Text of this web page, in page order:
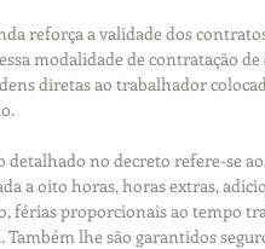
reforça a validade dos
modalidade de contratação
diretas ao trabalhador
detalhado no decreto refere-se
a oito horas, horas extras,
férias proporcionais ao tempo
Também lhe são garantidos